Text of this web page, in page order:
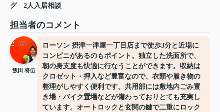
グ
2人入居相談
担当者のコメント
飯田 将伍
ローソン 摂津一津屋一丁目店まで徒歩3分と近場に
コンビニがあるのもポイント。独立した洗面所で、
朝の身支度も快適に行なうことができます。収納は
クロゼット・押入など豊富なので、衣類や履き物の
整理がしやすく便利です。共用部には敷地内ごみ置
き場・バイク置場などが備わっておりとても充実し
ています。オートロックと玄関の鍵で二重にロック